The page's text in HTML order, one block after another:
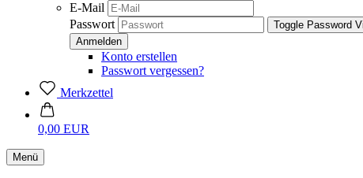
E-Mail
Passwort
Toggle Password
Konto erstellen
Passwort vergessen?
Merkzettel
0,00 EUR
Menü